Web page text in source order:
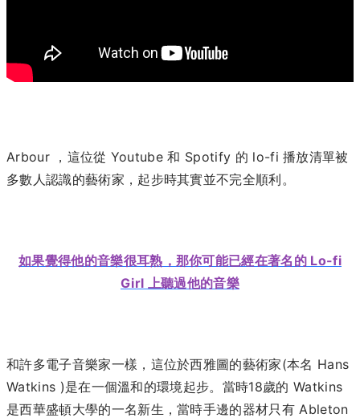
Arbour ，這位從 Youtube 和 Spotify 的 lo-fi 播放清單被
多數人認識的藝術家，起步時其實並不完全順利。
如果覺得他的音樂很耳熟，那你可能已經在著名的 Lo-fi
Girl 上聽過他的音樂
和許多電子音樂家一樣，這位於西雅圖的藝術家(本名 Hans
Watkins )是在一個溫和的環境起步。當時18歲的 Watkins
是西華盛頓大學的一名新生，當時手邊的器材只有 Ableton